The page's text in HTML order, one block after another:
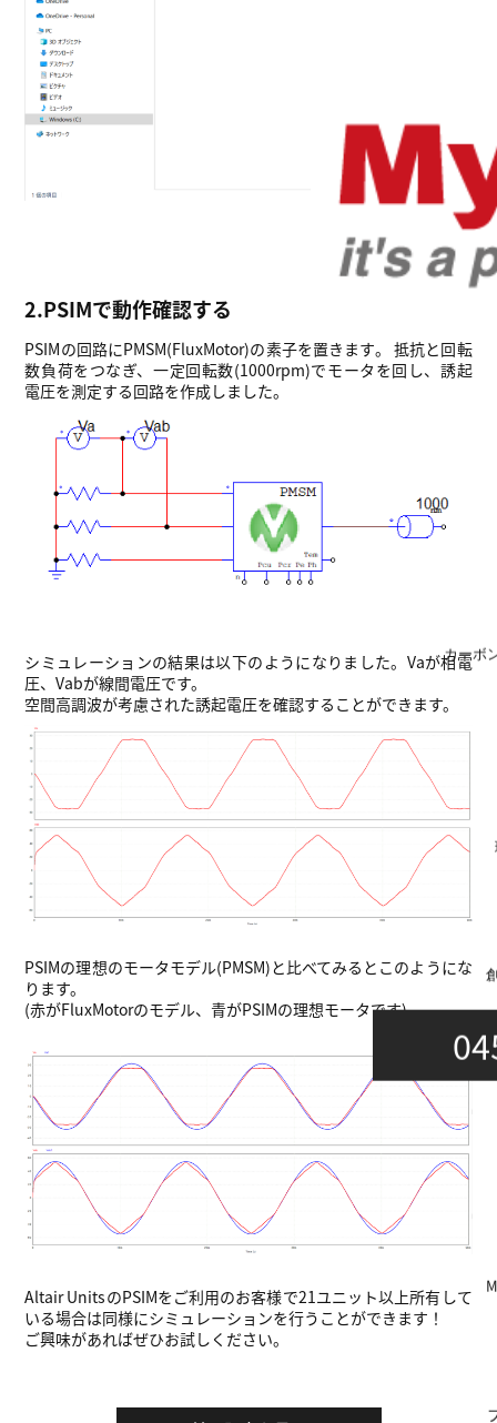
カーボ
2.PSIMで動作確認する
PSIMの回路にPMSM(FluxMotor)の素子を置きます。 抵抗と回転
数負荷をつなぎ、一定回転数(1000rpm)でモータを回し、誘起
電圧を測定する回路を作成しました。
シミュレーションの結果は以下のようになりました。Vaが相電
圧、Vabが線間電圧です。
空間高調波が考慮された誘起電圧を確認することができます。
PSIMの理想のモータモデル(PMSM)と比べてみるとこのようにな
ります。
(赤がFluxMotorのモデル、青がPSIMの理想モータです)
Altair UnitsのPSIMをご利用のお客様で21ユニット以上所有して
いる場合は同様にシミュレーションを行うことができます！
ご興味があればぜひお試しください。